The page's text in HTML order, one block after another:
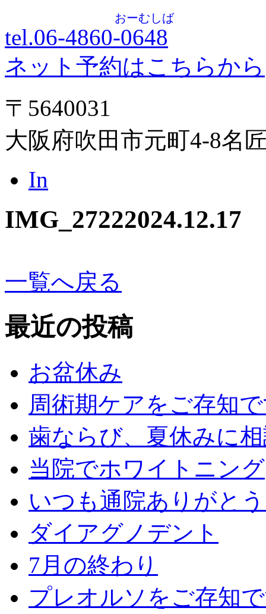
tel.06-4860-0648
おーむしば
ネット予約はこちらから
〒5640031
大阪府吹田市元町4-8名
In
IMG_27222024.12.17
一覧へ戻る
最近の投稿
お盆休み
周術期ケアをご存知
歯ならび、夏休みに
当院でホワイトニング
いつも通院ありがと
ダイアグノデント
7月の終わり
プレオルソをご存知